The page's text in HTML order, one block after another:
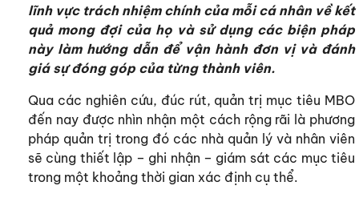
lĩnh vực trách nhiệm chính của mỗi cá nhân về kết
quả mong đợi của họ và sử dụng các biện pháp
này làm hướng dẫn để vận hành đơn vị và đánh
giá sự đóng góp của từng thành viên.
Qua các nghiên cứu, đúc rút, quản trị mục tiêu MBO
đến nay được nhìn nhận một cách rộng rãi là phương
pháp quản trị trong đó các nhà quản lý và nhân viên
sẽ cùng thiết lập – ghi nhận – giám sát các mục tiêu
trong một khoảng thời gian xác định cụ thể.